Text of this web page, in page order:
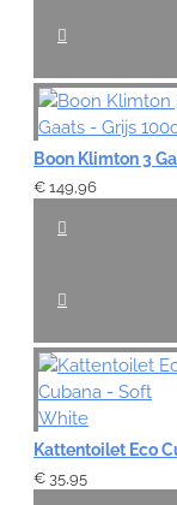
€ 149,96
€ 35,95